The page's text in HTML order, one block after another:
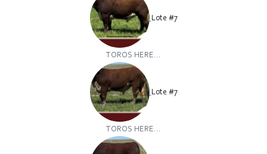
Lote #7
TOROS HERE...
Lote #7
TOROS HERE...